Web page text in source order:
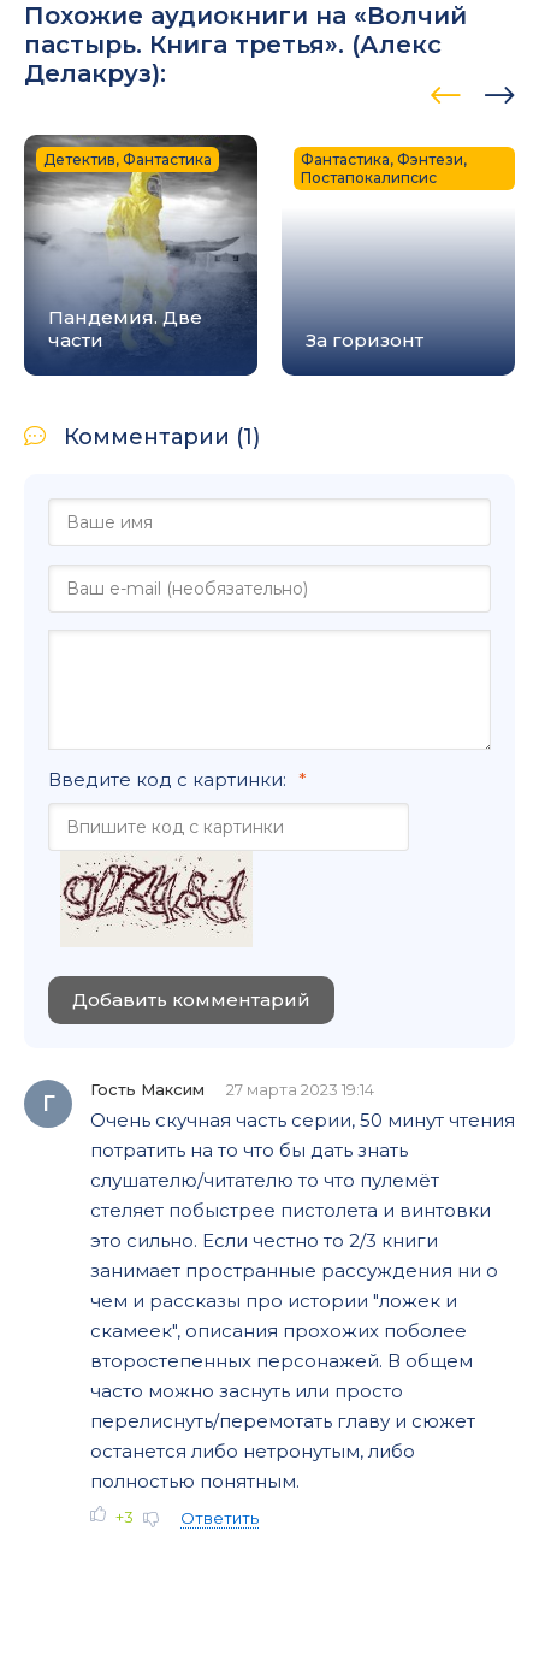
Похожие аудиокниги на «Волчий
пастырь. Книга третья». (Алекс
Делакруз):
Пандемия. Две
части
Детектив, Фантастика
За горизонт
Фантастика, Фэнтези,
Постапокалипсис
Комментарии (1)
Введите код с картинки:
Добавить комментарий
Г
Гость Максим 27 марта 2023 19:14
Очень скучная часть серии, 50 минут чтения
потратить на то что бы дать знать
слушателю/читателю то что пулемёт
стеляет побыстрее пистолета и винтовки
это сильно. Если честно то 2/3 книги
занимает пространные рассуждения ни о
чем и рассказы про истории "ложек и
скамеек", описания прохожих поболее
второстепенных персонажей. В общем
часто можно заснуть или просто
перелиснуть/перемотать главу и сюжет
останется либо нетронутым, либо
полностью понятным.
+3 Ответить